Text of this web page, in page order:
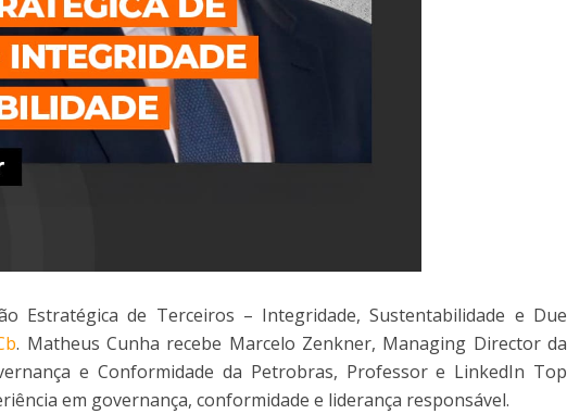
Estratégica de Terceiros – Integridade, Sustentabilidade e Due
. Matheus Cunha recebe Marcelo Zenkner, Managing Director da
e Conformidade da Petrobras, Professor e LinkedIn Top
em governança, conformidade e liderança responsável.